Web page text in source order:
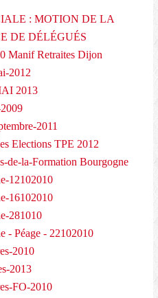
: MOTION DE LA
DE DÉLÉGUÉS
Manif Retraites Dijon
2012
2013
2011
Elections TPE 2012
de-la-Formation Bourgogne
12102010
16102010
281010
- Péage - 22102010
2010
2013
FO-2010